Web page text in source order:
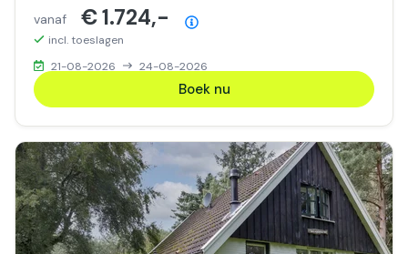
vanaf € 1.724,-
incl. toeslagen
21-08-2026
24-08-2026
Boek nu